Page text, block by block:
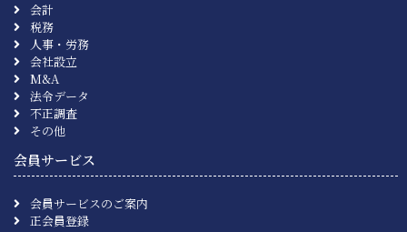
会計
税務
人事・労務
会社設立
M&A
法令データ
不正調査
その他
会員サービス
会員サービスのご案内
正会員登録